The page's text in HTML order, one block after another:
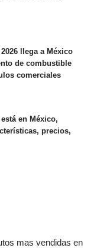
llega a México
de combustible
comerciales
en México,
precios,
mas vendidas en